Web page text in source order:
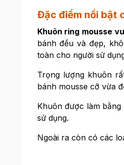
Đặc điểm nổi bật
Khuôn ring mousse
bánh đều và đẹp,
toàn cho người sử
Trọng lượng khuôn
bánh mousse cỡ vừa
Khuôn được làm
sử dụng.
Ngoài ra còn có các